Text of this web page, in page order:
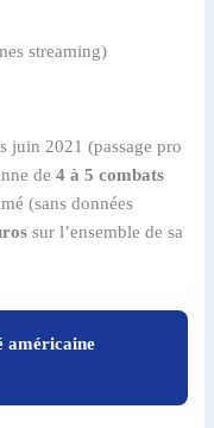
streaming)
juin 2021 (passage pro
de4 à 5 combats
(sans données
sur l’ensemble de sa
américaine